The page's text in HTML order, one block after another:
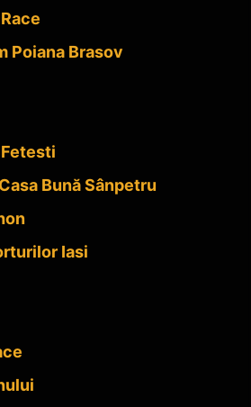
Poiana Brasov
Bună Sânpetru
Iasi